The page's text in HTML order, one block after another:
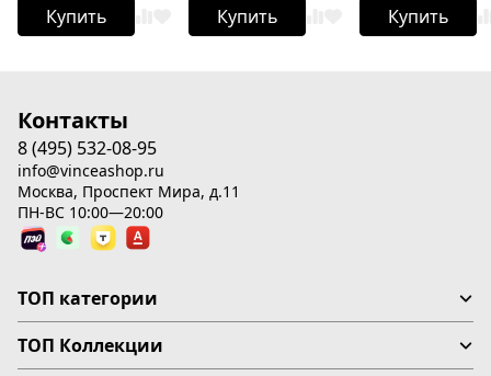
Купить Купить Купить
Контакты
8 (495) 532-08-95
info@vinceashop.ru
Москва, Проспект Мира, д.11
ПН-ВС 10:00—20:00
ТОП категории
ТОП Коллекции